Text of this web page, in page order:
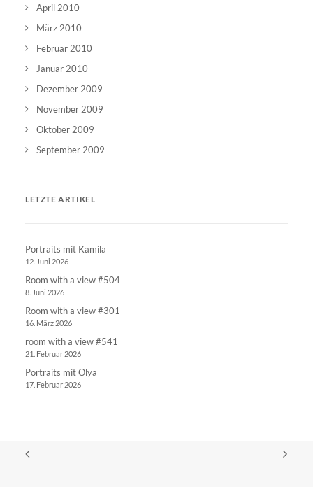
April 2010
März 2010
Februar 2010
Januar 2010
Dezember 2009
November 2009
Oktober 2009
September 2009
LETZTE ARTIKEL
Portraits mit Kamila
12. Juni 2026
Room with a view #504
8. Juni 2026
Room with a view #301
16. März 2026
room with a view #541
21. Februar 2026
Portraits mit Olya
17. Februar 2026